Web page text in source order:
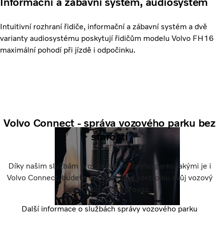
Intuitivní rozhraní řidiče, informační a zábavní systém a dvě
varianty audiosystému poskytují řidičům modelu Volvo FH16
maximální pohodí při jízdě i odpočinku.
Volvo Connect - správa vozového parku bez
starostí
Díky našim službám pro správu vozového parku jakými je i
Volvo Connect, budete mít stále pod kontrolou svůj vozový
park i logistický provoz.
Další informace o službách správy vozového parku